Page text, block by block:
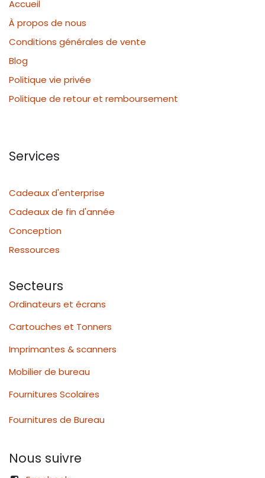
Accueil
À propos de nous
Conditions générales de vente
Blog
Politique vie privée
Politique de retour et remboursement
Services
Cadeaux d'enterprise
Cadeaux de fin d'année
Conception
Ressources
Secteurs
Ordinateurs et écrans
Cartouches et Tonners
Imprimantes & scanners
Mobilier de bureau
Fournitures Scolaires
Fournitures de Bureau
Nous suivre